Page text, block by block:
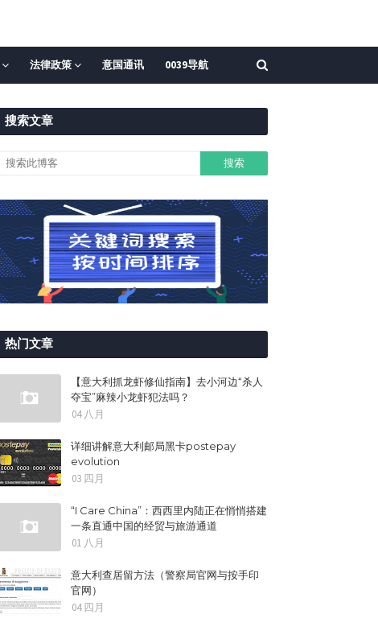
法律政策 意国通讯 0039导航
搜索文章
热门文章
【意大利抓龙虾修仙指南】去小河边“杀人
夺宝”麻辣小龙虾犯法吗？
04 八月
详细讲解意大利邮局黑卡postepay
evolution
03 四月
“I Care China”：西西里内陆正在悄悄搭建
一条直通中国的经贸与旅游通道
01 八月
意大利查居留方法（警察局官网与按手印
官网）
04 四月